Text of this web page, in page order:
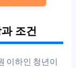
조건
이하인 청년이